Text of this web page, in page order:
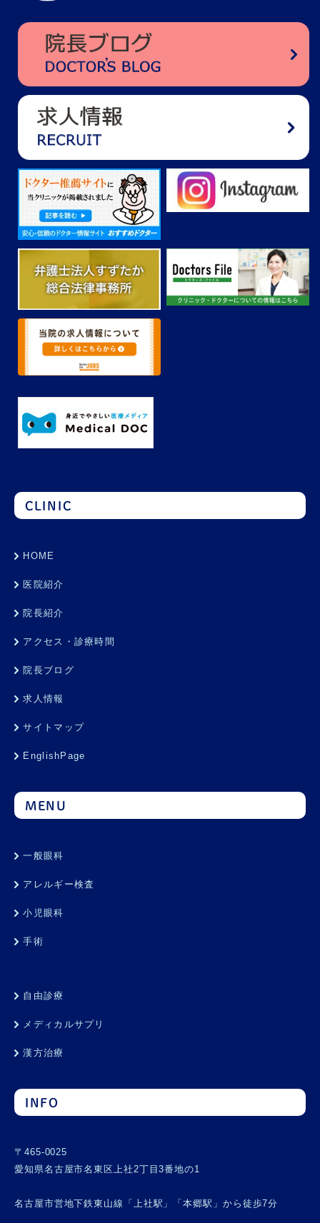
CLINIC
HOME
医院紹介
院長紹介
アクセス・診療時間
院長ブログ
求人情報
サイトマップ
EnglishPage
MENU
一般眼科
アレルギー検査
小児眼科
手術
自由診療
メディカルサプリ
漢方治療
INFO
〒465-0025
愛知県名古屋市名東区上社2丁目3番地の1
名古屋市営地下鉄東山線「上社駅」「本郷駅」から徒歩7分